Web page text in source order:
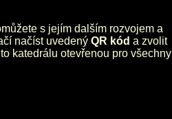
s jejím dalším rozvojem a
načíst uvedený QR kód a zvolit
katedrálu otevřenou pro všechny